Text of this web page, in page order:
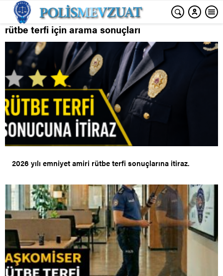
rütbe terfi için arama sonuçları
2026 yılı emniyet amiri rütbe terfi sonuçlarına itiraz.